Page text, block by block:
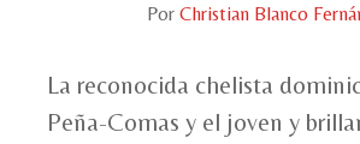
Por Christian Blanco
La reconocida chelista
Peña-Comas y el joven y